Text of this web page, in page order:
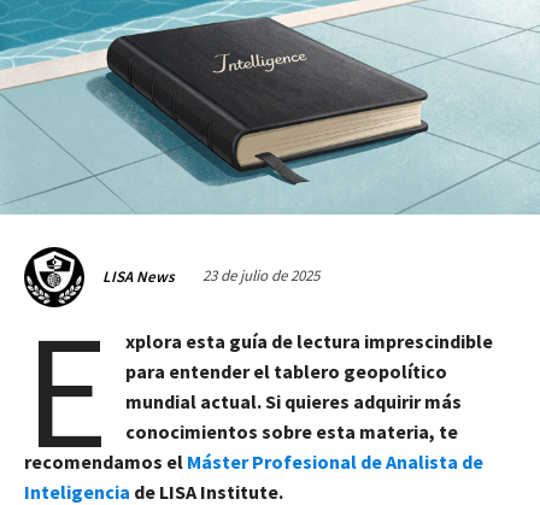
LISA News 23 de julio de 2025
E
xplora esta guía de lectura imprescindible
para entender el tablero geopolítico
mundial actual. Si quieres adquirir más
conocimientos sobre esta materia, te
recomendamos el Máster Profesional de Analista de
Inteligencia de LISA Institute.